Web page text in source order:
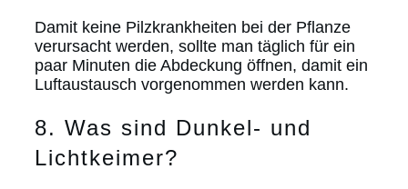
Damit keine Pilzkrankheiten bei der Pflanze
verursacht werden, sollte man täglich für ein
paar Minuten die Abdeckung öffnen, damit ein
Luftaustausch vorgenommen werden kann.
8. Was sind Dunkel- und
Lichtkeimer?